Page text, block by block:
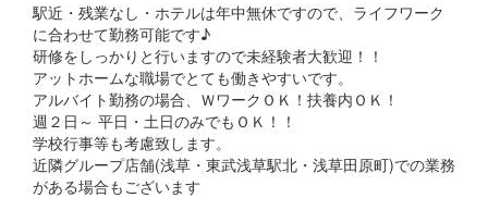
駅近・残業なし・ホテルは年中無休ですので、ライフワーク
に合わせて勤務可能です♪
研修をしっかりと行いますので未経験者大歓迎！！
アットホームな職場でとても働きやすいです。
アルバイト勤務の場合、ＷワークＯＫ！扶養内ＯＫ！
週２日～ 平日・土日のみでもＯＫ！！
学校行事等も考慮致します。
近隣グループ店舗(浅草・東武浅草駅北・浅草田原町)での業務
がある場合もございます